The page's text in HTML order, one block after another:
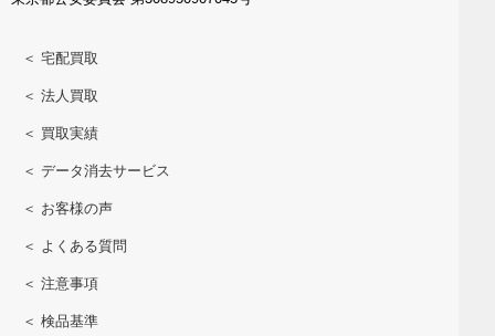
＜ 宅配買取
＜ 法人買取
＜ 買取実績
＜ データ消去サービス
＜ お客様の声
＜ よくある質問
＜ 注意事項
＜ 検品基準